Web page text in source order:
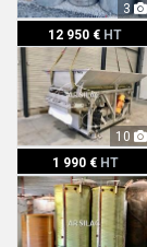
3
12 950 € HT
10
Bucher | Conquet
1 990 € HT
Gimard | Cuve fibre -